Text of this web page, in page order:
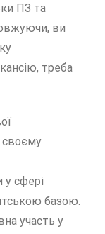
ПЗ та
ви
треба
своєму
сфері
базою.
участь у